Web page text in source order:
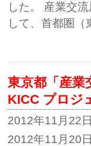
した。 産業交
して、首都圏
東京都「産業
KICC プロジ
2012年11月22日
2012年11月20